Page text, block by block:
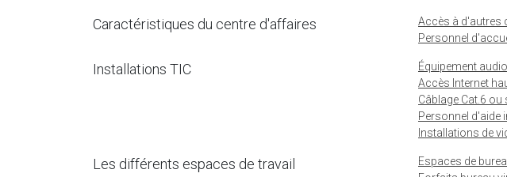
Caractéristiques du centre d'affaires
Accès à d'autres
Personnel
Installations TIC
Équipement
Accès Internet
Câblage Cat.6 ou
Personnel d'aide
Installations de
Les différents espaces de travail
Espaces de